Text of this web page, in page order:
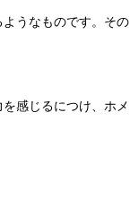
うなものです。その
感じるにつけ、ホメ